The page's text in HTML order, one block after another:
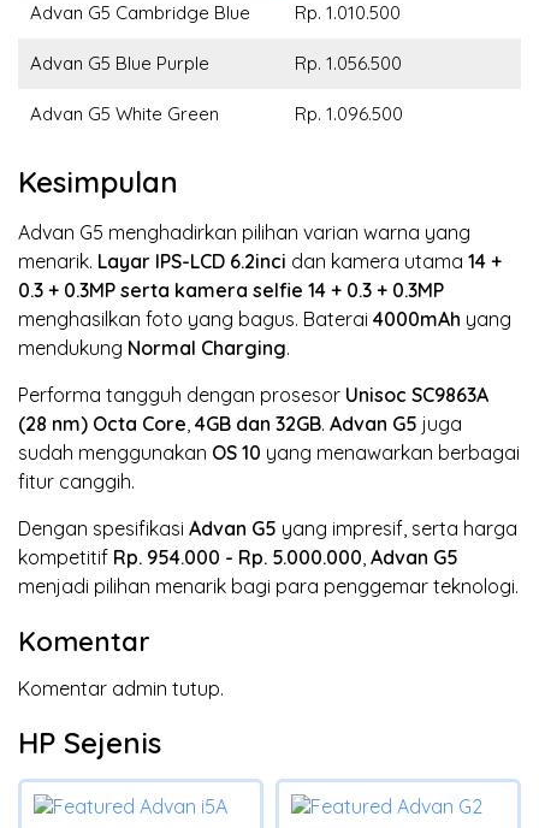
Advan G5 Cambridge Blue Rp. 1.010.500
Advan G5 Blue Purple Rp. 1.056.500
Advan G5 White Green Rp. 1.096.500
Kesimpulan
Advan G5 menghadirkan pilihan varian warna yang
menarik. Layar IPS-LCD 6.2inci dan kamera utama 14 +
0.3 + 0.3MP serta kamera selfie 14 + 0.3 + 0.3MP
menghasilkan foto yang bagus. Baterai 4000mAh yang
mendukung Normal Charging.
Performa tangguh dengan prosesor Unisoc SC9863A
(28 nm) Octa Core, 4GB dan 32GB. Advan G5 juga
sudah menggunakan OS 10 yang menawarkan berbagai
fitur canggih.
Dengan spesifikasi Advan G5 yang impresif, serta harga
kompetitif Rp. 954.000 - Rp. 5.000.000, Advan G5
menjadi pilihan menarik bagi para penggemar teknologi.
Komentar
Komentar admin tutup.
HP Sejenis